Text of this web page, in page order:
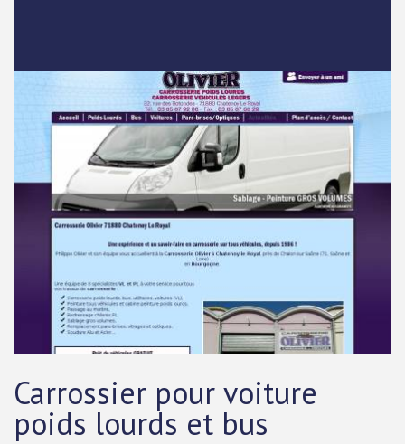
Carrossier pour voiture
poids lourds et bus